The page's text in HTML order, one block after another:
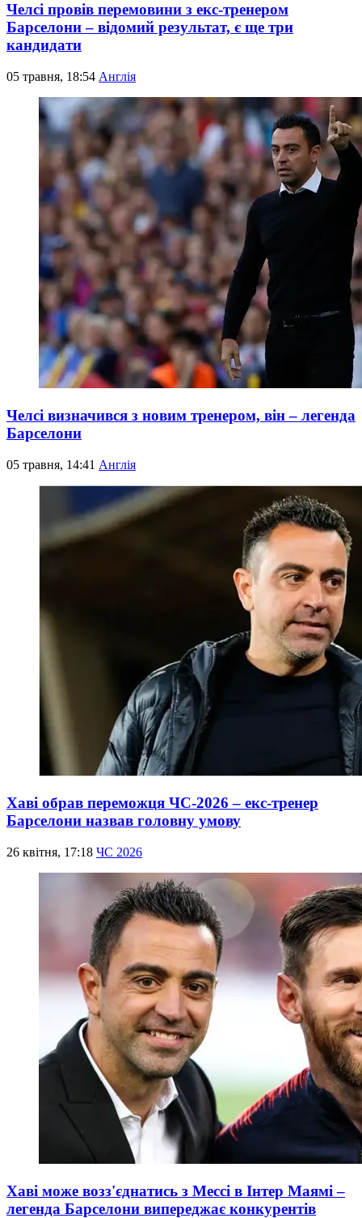
Челсі провів перемовини з екс-тренером
Барселони – відомий результат, є ще три
кандидати
05 травня, 18:54 Англія
Челсі визначився з новим тренером, він – легенда
Барселони
05 травня, 14:41 Англія
Хаві обрав переможця ЧС-2026 – екс-тренер
Барселони назвав головну умову
26 квітня, 17:18 ЧС 2026
Хаві може возз'єднатись з Мессі в Інтер Маямі –
легенда Барселони випереджає конкурентів